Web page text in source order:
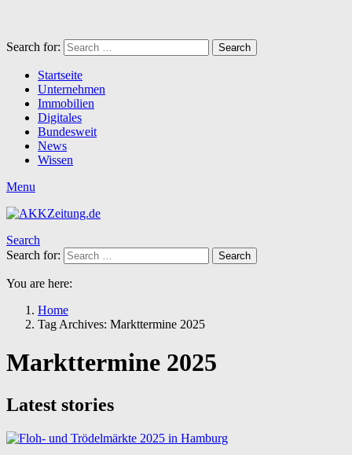
Search for: Search
Startseite
Unternehmen
Immobilien
Digitales
Bundesweit
News
Wissen
Menu
Search
Search for:
Search
You are here:
Home
Tag Archives: Markttermine 2025
Markttermine 2025
Latest stories